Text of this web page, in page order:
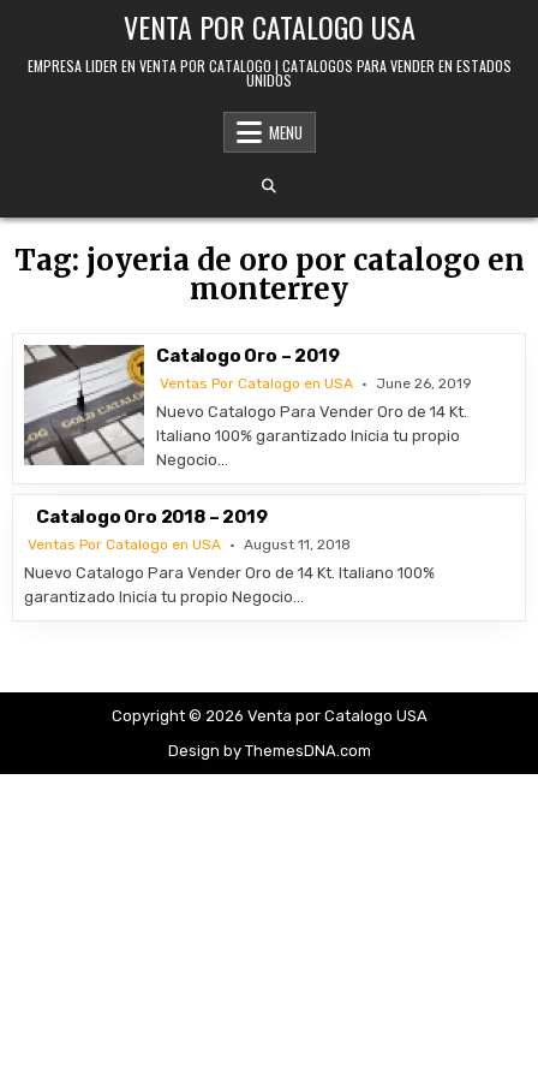
VENTA POR CATALOGO USA
EMPRESA LIDER EN VENTA POR CATALOGO | CATALOGOS PARA VENDER EN ESTADOS
UNIDOS
MENU
Tag: joyeria de oro por catalogo en
monterrey
Catalogo Oro – 2019
Ventas Por Catalogo en USA June 26, 2019
Nuevo Catalogo Para Vender Oro de 14 Kt.
Italiano 100% garantizado Inicia tu propio
Negocio…
Catalogo Oro 2018 – 2019
Ventas Por Catalogo en USA August 11, 2018
Nuevo Catalogo Para Vender Oro de 14 Kt. Italiano 100%
garantizado Inicia tu propio Negocio…
Copyright © 2026 Venta por Catalogo USA
Design by ThemesDNA.com